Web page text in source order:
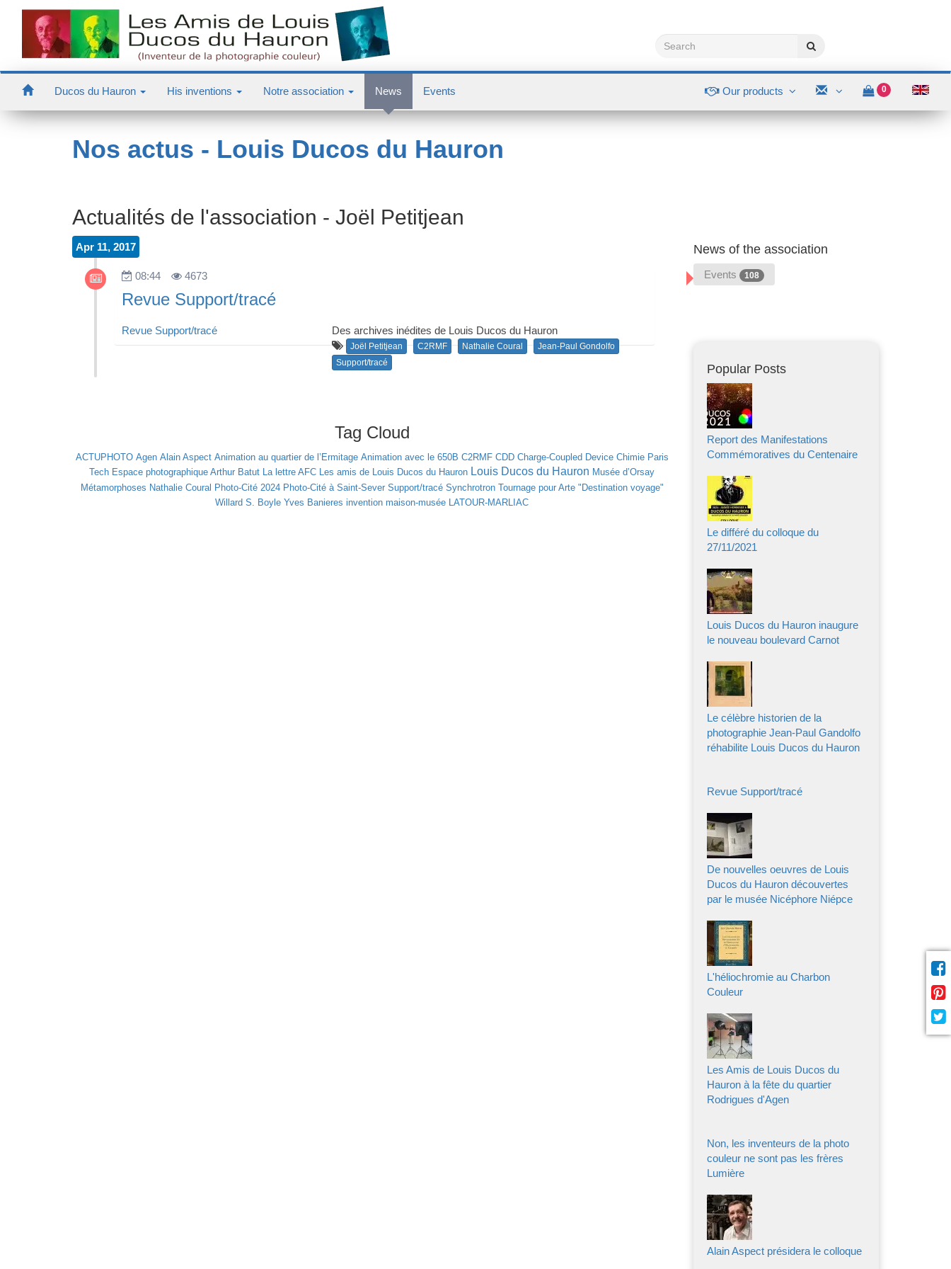
Ducos du Hauron His inventions Notre association News Events Our products 0
Nos actus - Louis Ducos du Hauron
Actualités de l'association - Joël Petitjean
Apr 11, 2017
08:44 4673
Revue Support/tracé
Revue Support/tracé Des archives inédites de Louis Ducos du Hauron
Joël Petitjean C2RMF Nathalie Coural
Jean-Paul Gondolfo
Support/tracé
Tag Cloud
ACTUPHOTO Agen Alain Aspect Animation au quartier de l’Ermitage Animation avec le 650B C2RMF CDD Charge-Coupled Device Chimie Paris
Tech Espace photographique Arthur Batut La lettre AFC Les amis de Louis Ducos du Hauron Louis Ducos du Hauron Musée d’Orsay
Métamorphoses Nathalie Coural Photo-Cité 2024 Photo-Cité à Saint-Sever Support/tracé Synchrotron Tournage pour Arte "Destination voyage"
Willard S. Boyle Yves Banieres invention maison-musée LATOUR-MARLIAC
News of the association
Events 108
Popular Posts
Report des Manifestations
Commémoratives du Centenaire
Le différé du colloque du
27/11/2021
Louis Ducos du Hauron inaugure
le nouveau boulevard Carnot
Le célèbre historien de la
photographie Jean-Paul Gandolfo
réhabilite Louis Ducos du Hauron
Revue Support/tracé
De nouvelles oeuvres de Louis
Ducos du Hauron découvertes
par le musée Nicéphore Niépce
L'héliochromie au Charbon
Couleur
Les Amis de Louis Ducos du
Hauron à la fête du quartier
Rodrigues d'Agen
Non, les inventeurs de la photo
couleur ne sont pas les frères
Lumière
Alain Aspect présidera le colloque